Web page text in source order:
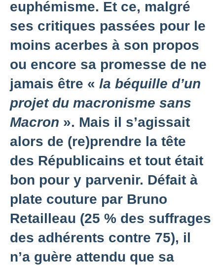
euphémisme. Et ce, malgré
ses critiques passées pour le
moins acerbes à son propos
ou encore sa promesse de ne
jamais être « la béquille d’un
projet du macronisme sans
Macron ». Mais il s’agissait
alors de (re)prendre la tête
des Républicains et tout était
bon pour y parvenir. Défait à
plate couture par Bruno
Retailleau (25 % des suffrages
des adhérents contre 75), il
n’a guère attendu que sa